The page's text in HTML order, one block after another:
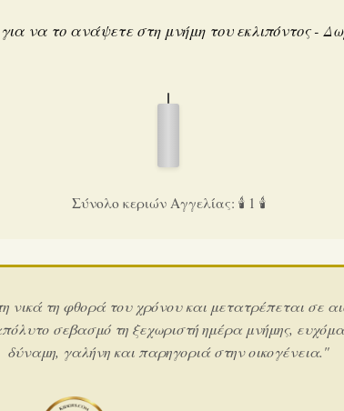
για να το ανάψετε στη μνήμη του εκλιπόντος -
Σύνολο κεριών Αγγελίας: 🕯️ 1 🕯️
νικά τη φθορά του χρόνου και μετατρέπεται σε
σεβασμό τη ξεχωριστή ημέρα μνήμης,
δύναμη, γαλήνη και παρηγοριά στην οικογένεια."